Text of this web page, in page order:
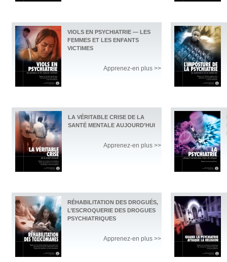
VIOLS EN PSYCHIATRIE — LES
FEMMES ET LES ENFANTS
VICTIMES
Apprenez-en plus >>
LA VÉRITABLE CRISE DE LA
SANTÉ MENTALE AUJOURD’HUI
Apprenez-en plus >>
RÉHABILITATION DES DROGUÉS,
L’ESCROQUERIE DES DROGUES
PSYCHIATRIQUES
Apprenez-en plus >>